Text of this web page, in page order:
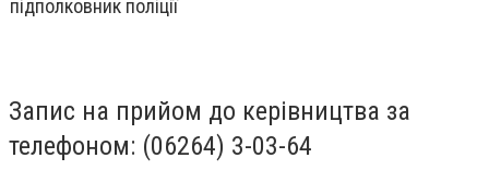
підполковник поліції
Запис на прийом до керівництва за
телефоном: (06264) 3-03-64